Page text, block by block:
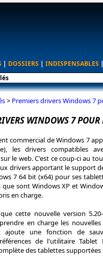
| DOSSIERS | INDISPENSABLES |
> Premiers drivers Windows 7
WINDOWS 7 POUR
commercial de Windows 7
les drivers compatibles
le web. C'est ce coup-ci au
drivers apportant le support
7 64 bit (x64) pour ses
que sont Windows XP et
en charge.
cette nouvelle version
en charge les
ajoute une fonction de
de l'utilitaire Tablet
des tablettes supportées